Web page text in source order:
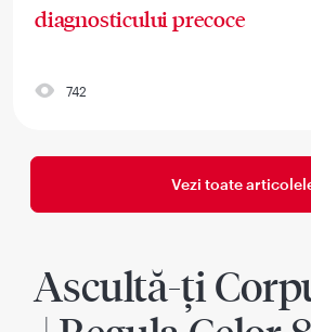
diagnosticului precoce
742
Vezi toate
Ascultă-ți